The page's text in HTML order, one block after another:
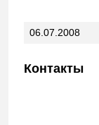
06.07.2008
Контакты